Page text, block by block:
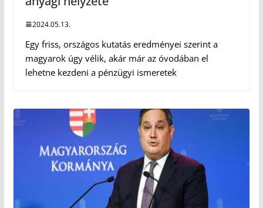
2024.05.13.
Egy friss, országos kutatás eredményei szerint a
magyarok úgy vélik, akár már az óvodában el
lehetne kezdeni a pénzügyi ismeretek